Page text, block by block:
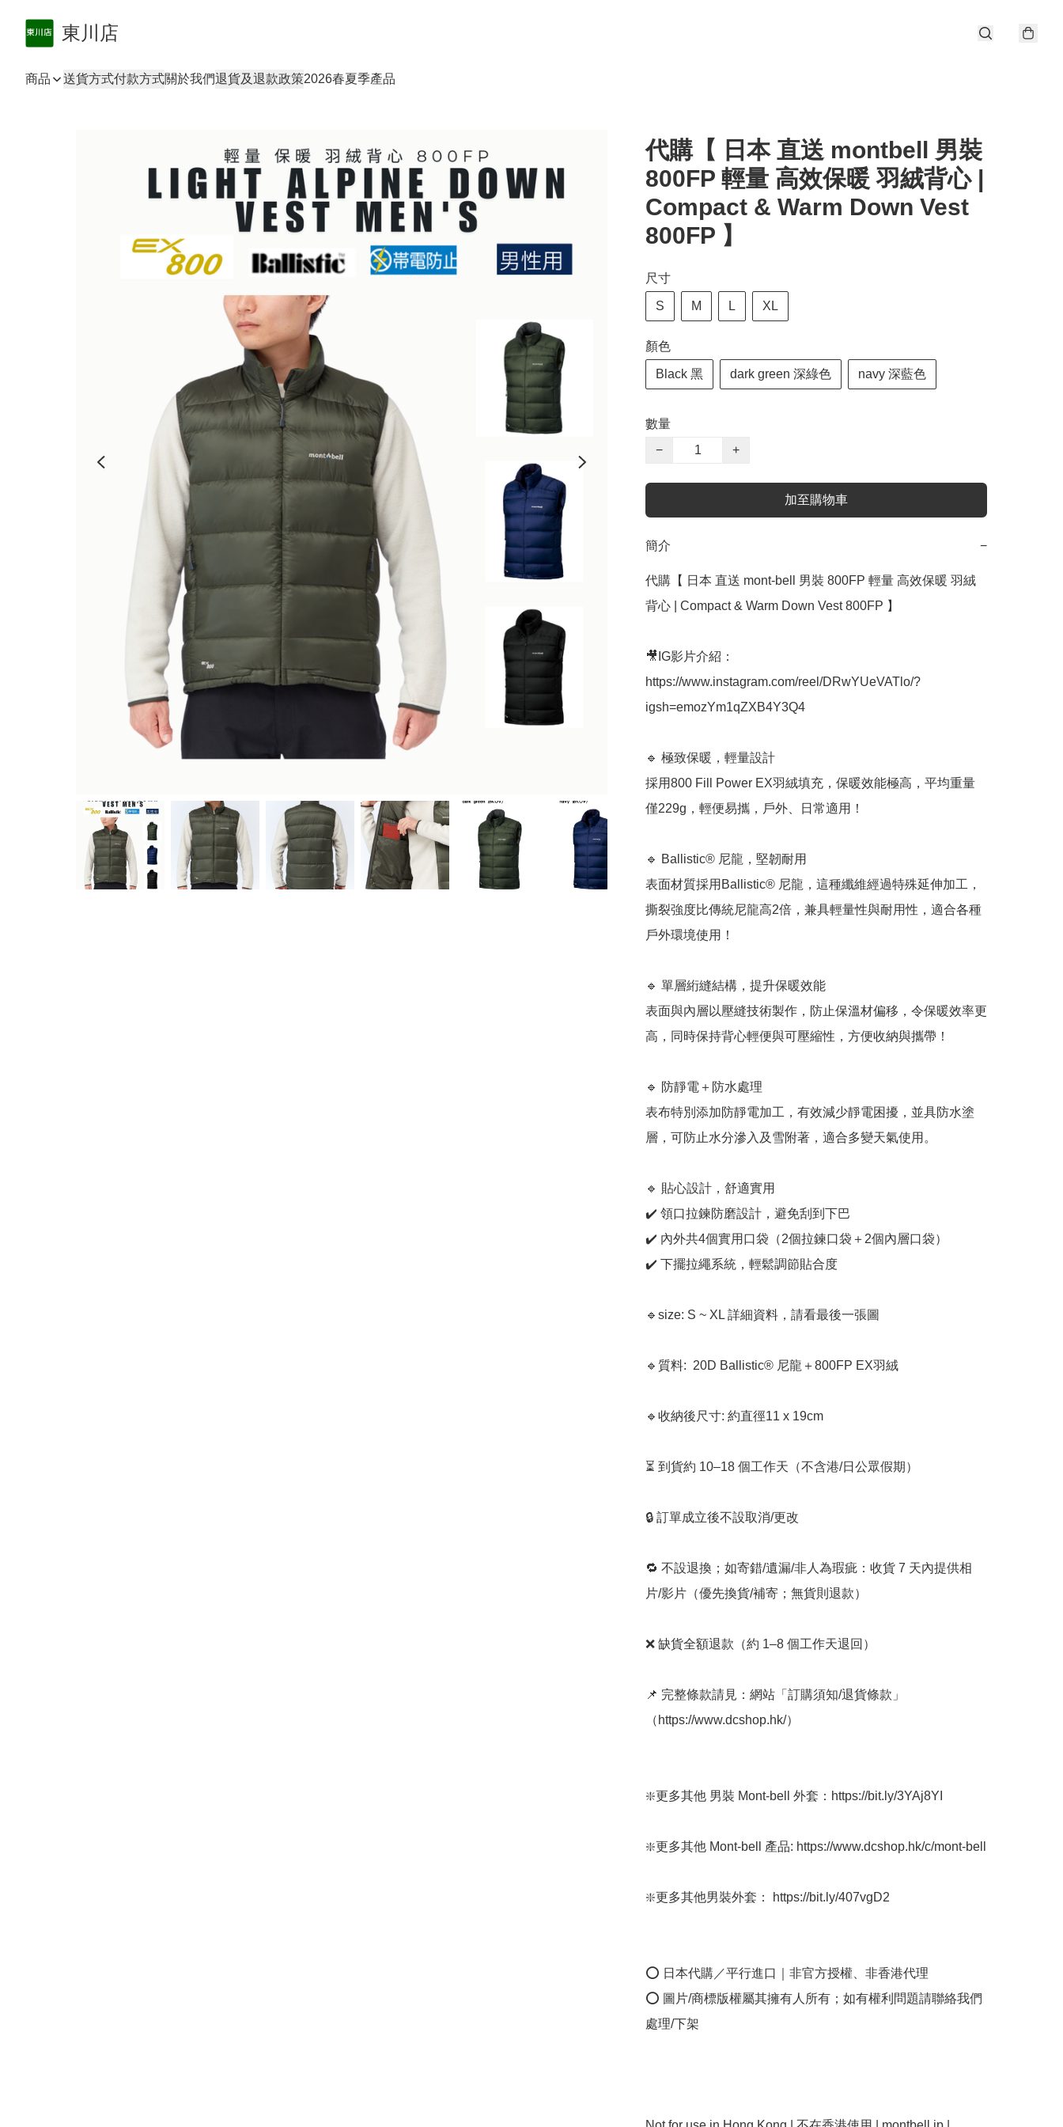
東川店
商品 送貨方式付款方式關於我們退貨及退款政策2026春夏季產品
代購【 日本 直送 montbell 男裝
800FP 輕量 高效保暖 羽絨背心 |
Compact & Warm Down Vest
800FP 】
尺寸
S M L XL
顏色
Black 黑 dark green 深綠色 navy 深藍色
數量
−
+
加至購物車
簡介 −
代購【 日本 直送 mont-bell 男裝 800FP 輕量 高效保暖 羽絨
背心 | Compact & Warm Down Vest 800FP 】
🎥IG影片介紹：
https://www.instagram.com/reel/DRwYUeVATlo/?
igsh=emozYm1qZXB4Y3Q4
🔹 極致保暖，輕量設計
採用800 Fill Power EX羽絨填充，保暖效能極高，平均重量
僅229g，輕便易攜，戶外、日常適用！
🔹 Ballistic® 尼龍，堅韌耐用
表面材質採用Ballistic® 尼龍，這種纖維經過特殊延伸加工，
撕裂強度比傳統尼龍高2倍，兼具輕量性與耐用性，適合各種
戶外環境使用！
🔹 單層絎縫結構，提升保暖效能
表面與內層以壓縫技術製作，防止保溫材偏移，令保暖效率更
高，同時保持背心輕便與可壓縮性，方便收納與攜帶！
🔹 防靜電＋防水處理
表布特別添加防靜電加工，有效減少靜電困擾，並具防水塗
層，可防止水分滲入及雪附著，適合多變天氣使用。
🔹 貼心設計，舒適實用
✔️ 領口拉鍊防磨設計，避免刮到下巴
✔️ 內外共4個實用口袋（2個拉鍊口袋＋2個內層口袋）
✔️ 下擺拉繩系統，輕鬆調節貼合度
🔹size: S ~ XL 詳細資料，請看最後一張圖
🔹質料:  20D Ballistic® 尼龍＋800FP EX羽絨
🔹收納後尺寸: 約直徑11 x 19cm
⏳ 到貨約 10–18 個工作天（不含港/日公眾假期）
🔒 訂單成立後不設取消/更改
🔁 不設退換；如寄錯/遺漏/非人為瑕疵：收貨 7 天內提供相
片/影片（優先換貨/補寄；無貨則退款）
❌ 缺貨全額退款（約 1–8 個工作天退回）
📌 完整條款請見：網站「訂購須知/退貨條款」
（https://www.dcshop.hk/）
❇️更多其他 男裝 Mont-bell 外套：https://bit.ly/3YAj8YI
❇️更多其他 Mont-bell 產品: https://www.dcshop.hk/c/mont-bell
❇️更多其他男裝外套： https://bit.ly/407vgD2
⭕ 日本代購／平行進口｜非官方授權、非香港代理
⭕ 圖片/商標版權屬其擁有人所有；如有權利問題請聯絡我們
處理/下架